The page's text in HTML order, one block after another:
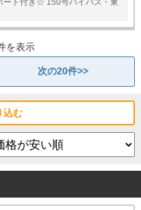
を表示
次の20件>>
込む